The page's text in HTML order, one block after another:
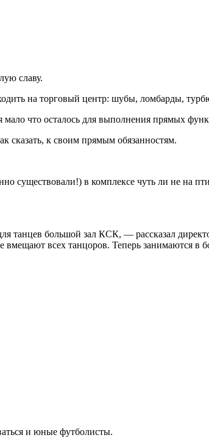
славу.
на торговый центр: шубы, ломбарды,
мало что осталось для выполнения прямых
сказать, к своим прямым обязанностям.
существовали!) в комплексе чуть ли не на
танцев большой зал КСК, — рассказал
всех танцоров. Теперь занимаются в
и юные футболисты.